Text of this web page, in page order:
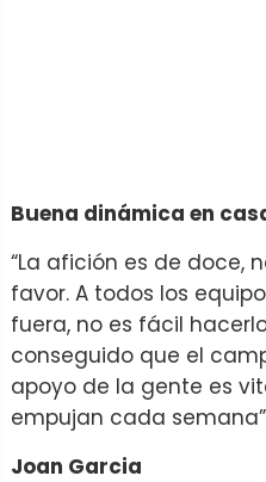
Buena dinámica en
“La afición es de doce,
favor. A todos los
fuera, no es fácil
conseguido que el
apoyo de la gente es
empujan cada semana”
Joan Garcia